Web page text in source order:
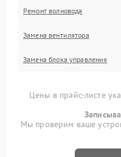
Ремонт волновода
Замена вентилятора
Замена блока управления
Цены в прайс-листе
Мы проверим ваше